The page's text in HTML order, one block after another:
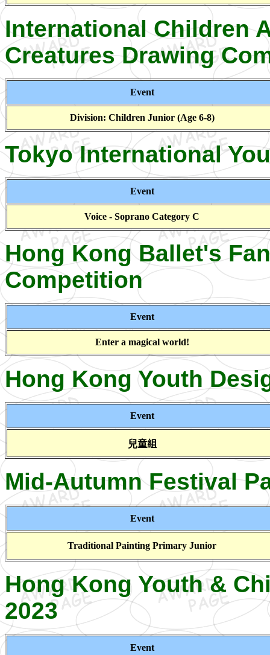
International Children
Creatures Drawing
Event
Division: Children Junior (Age 6-8)
Tokyo International
Event
Voice - Soprano Category C
Hong Kong Ballet's
Competition
Event
Enter a magical world!
Hong Kong Youth
Event
兒童組
Mid-Autumn Festival
Event
Traditional Painting Primary Junior
Hong Kong Youth &
2023
Event